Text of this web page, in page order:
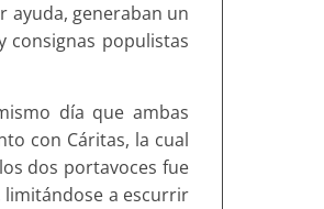
ayuda, generaban un
consignas populistas
día que ambas
con Cáritas, la cual
dos portavoces fue
limitándose a escurrir